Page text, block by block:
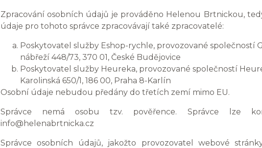
Zpracování osobních údajů je prováděno Helenou Brtnickou,
údaje pro tohoto správce zpracovávají také zpracovatelé:
Poskytovatel služby Eshop-rychle, provozované společností
nábřeží 448/73, 370 01, České Budějovice
Poskytovatel služby Heureka, provozované společností
Karolinská 650/1, 186 00, Praha 8-Karlín
Osobní údaje nebudou předány do třetích zemí mimo EU.
Správce nemá osobu tzv. pověřence. Správce lze
info@helenabrtnicka.cz
Správce osobních údajů, jakožto provozovatel webové